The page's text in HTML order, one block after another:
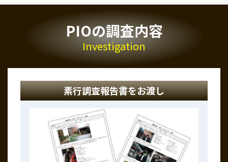
PIOの調査内容
Investigation
素行調査報告書をお渡し